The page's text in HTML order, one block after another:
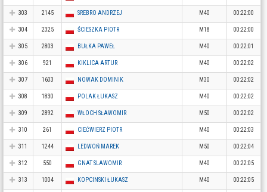
303 2145 SREBRO ANDRZEJ M40 00:22:00
304 2325 ŚCIESZKA PIOTR M18 00:22:00
305 2803 BUŁKA PAWEŁ M40 00:22:01
306 921 KIKLICA ARTUR M40 00:22:02
307 1603 NOWAK DOMINIK M30 00:22:02
308 1830 POLAK ŁUKASZ M40 00:22:02
309 2892 WŁOCH SŁAWOMIR M50 00:22:02
310 261 CIEĆWIERZ PIOTR M40 00:22:03
311 1244 LEDWOŃ MAREK M50 00:22:04
312 550 GNAT SLAWOMIR M40 00:22:05
313 1004 KOPCINSKI ŁUKASZ M40 00:22:05